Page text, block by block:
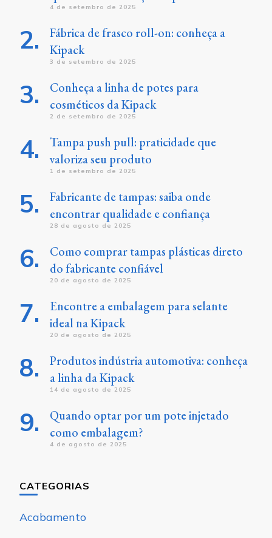
4 de setembro de 2025
Fábrica de frasco roll-on: conheça a
Kipack
3 de setembro de 2025
Conheça a linha de potes para
cosméticos da Kipack
2 de setembro de 2025
Tampa push pull: praticidade que
valoriza seu produto
1 de setembro de 2025
Fabricante de tampas: saiba onde
encontrar qualidade e confiança
28 de agosto de 2025
Como comprar tampas plásticas direto
do fabricante confiável
20 de agosto de 2025
Encontre a embalagem para selante
ideal na Kipack
20 de agosto de 2025
Produtos indústria automotiva: conheça
a linha da Kipack
14 de agosto de 2025
Quando optar por um pote injetado
como embalagem?
4 de agosto de 2025
CATEGORIAS
Acabamento